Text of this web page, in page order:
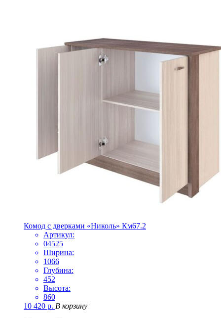
Комод с дверками «Николь» Км67.2
Артикул:
04525
Ширина:
1066
Глубина:
452
Высота:
860
10 420 р. В корзину